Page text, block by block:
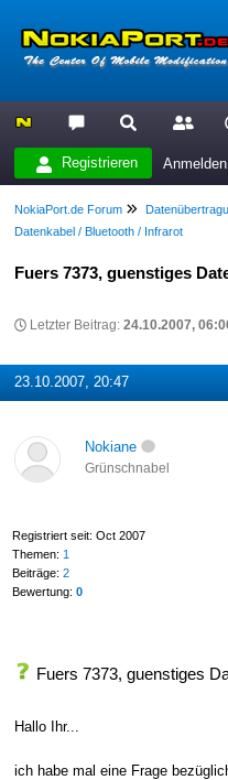
Registrieren Anmelden
NokiaPort.de Forum
Datenkabel / Bluetooth / Infrarot
Fuers 7373, guenstiges
Letzter Beitrag:24.10.2007,
23.10.2007, 20:47
Nokiane
Grünschnabel
Registriert seit: Oct 2007
Themen: 1
Beiträge: 2
Bewertung: 0
Fuers 7373, guenstiges
Hallo Ihr...
ich habe mal eine Frage